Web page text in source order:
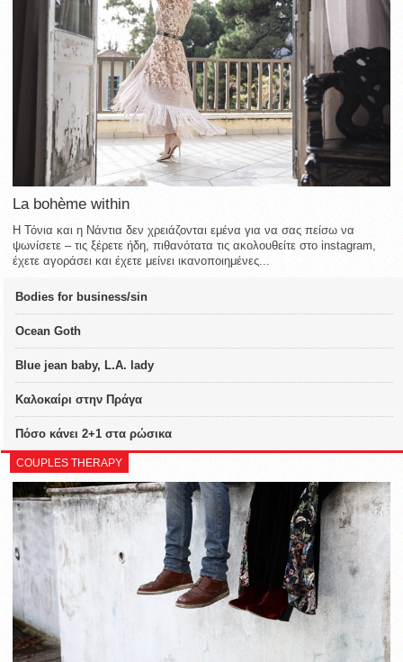
La bohème within
Η Τόνια και η Νάντια δεν χρειάζονται εμένα για να σας πείσω να
ψωνίσετε – τις ξέρετε ήδη, πιθανότατα τις ακολουθείτε στο instagram,
έχετε αγοράσει και έχετε μείνει ικανοποιημένες...
Bodies for business/sin
Ocean Goth
Blue jean baby, L.A. lady
Καλοκαίρι στην Πράγα
Πόσο κάνει 2+1 στα ρώσικα
COUPLES THERAPY